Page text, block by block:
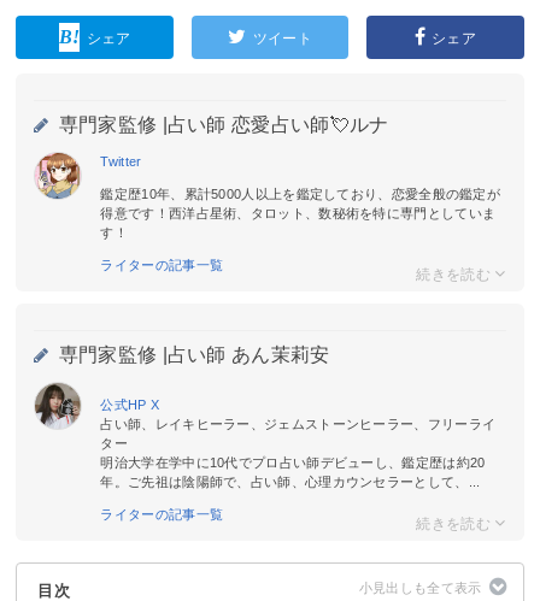
シェア ツイート シェア
専門家監修 | 占い師 恋愛占い師💘ルナ
Twitter
鑑定歴10年、累計5000人以上を鑑定しており、恋愛全般の鑑定が
得意です！西洋占星術、タロット、数秘術を特に専門としていま
す！
ライターの記事一覧
専門家監修 | 占い師 あん茉莉安
公式HP X
占い師、レイキヒーラー、ジェムストーンヒーラー、フリーライ
ター
明治大学在学中に10代でプロ占い師デビューし、鑑定歴は約20
年。ご先祖は陰陽師で、占い師、心理カウンセラーとして、...
ライターの記事一覧
目次